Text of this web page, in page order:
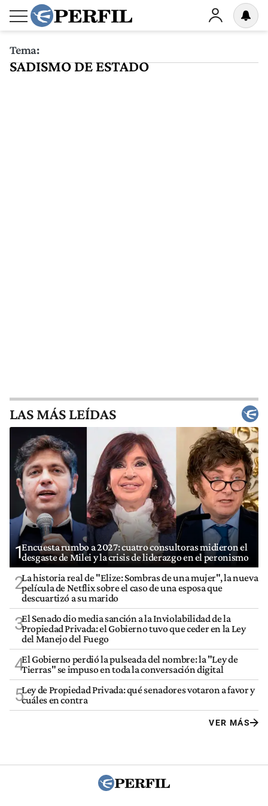
Tema:
SADISMO DE ESTADO
LAS MÁS LEÍDAS
1Encuesta rumbo a 2027: cuatro consultoras midieron el
desgaste de Milei y la crisis de liderazgo en el peronismo
2La historia real de "Elize: Sombras de una mujer", la nueva
película de Netflix sobre el caso de una esposa que
descuartizó a su marido
3El Senado dio media sanción a la Inviolabilidad de la
Propiedad Privada: el Gobierno tuvo que ceder en la Ley
del Manejo del Fuego
4El Gobierno perdió la pulseada del nombre: la "Ley de
Tierras" se impuso en toda la conversación digital
5Ley de Propiedad Privada: qué senadores votaron a favor y
cuáles en contra
VER MÁS